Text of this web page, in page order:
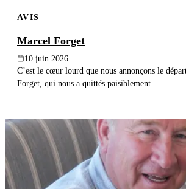
AVIS
Marcel Forget
10 juin 2026
C’est le cœur lourd que nous annonçons le
Forget, qui nous a quittés paisiblement...